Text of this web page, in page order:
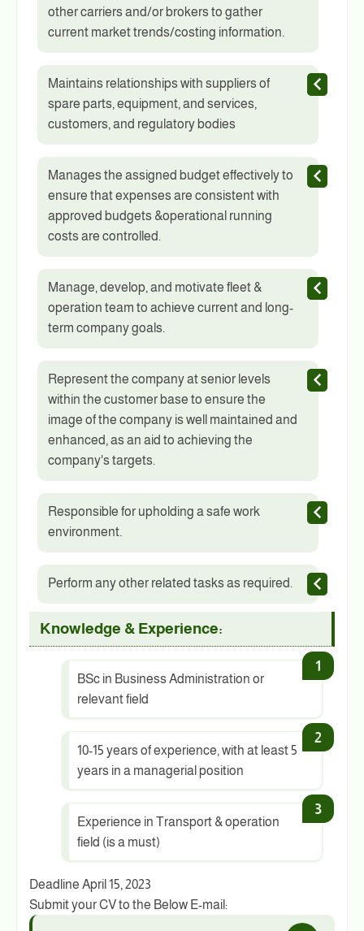
other carriers and/or brokers to gather
current market trends/costing information.
Maintains relationships with suppliers of
spare parts, equipment, and services,
customers, and regulatory bodies
Manages the assigned budget effectively to
ensure that expenses are consistent with
approved budgets &operational running
costs are controlled.
Manage, develop, and motivate fleet &
operation team to achieve current and long-
term company goals.
Represent the company at senior levels
within the customer base to ensure the
image of the company is well maintained and
enhanced, as an aid to achieving the
company's targets.
Responsible for upholding a safe work
environment.
Perform any other related tasks as required.
Knowledge & Experience:
BSc in Business Administration or
relevant field
10-15 years of experience, with at least 5
years in a managerial position
Experience in Transport & operation
field (is a must)
Deadline April 15, 2023
Submit your CV to the Below E-mail: